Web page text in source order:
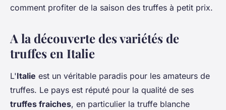
comment profiter de la saison des truffes à petit prix.
A la découverte des variétés de
truffes en Italie
L'Italie est un véritable paradis pour les amateurs de
truffes. Le pays est réputé pour la qualité de ses
truffes fraiches, en particulier la truffe blanche